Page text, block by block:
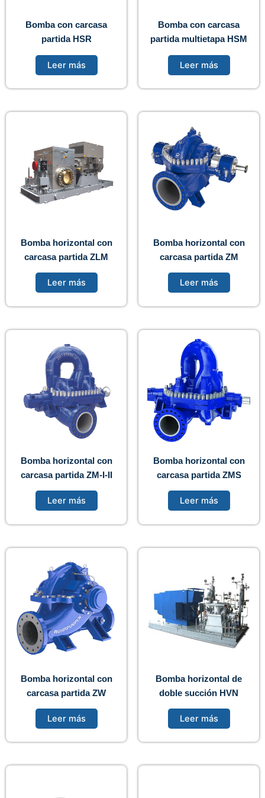
Bomba con carcasa
partida HSR
Leer más
Bomba con carcasa
partida multietapa HSM
Leer más
Bomba horizontal con
carcasa partida ZLM
Leer más
Bomba horizontal con
carcasa partida ZM
Leer más
Bomba horizontal con
carcasa partida ZM-I-II
Leer más
Bomba horizontal con
carcasa partida ZMS
Leer más
Bomba horizontal con
carcasa partida ZW
Leer más
Bomba horizontal de
doble succión HVN
Leer más